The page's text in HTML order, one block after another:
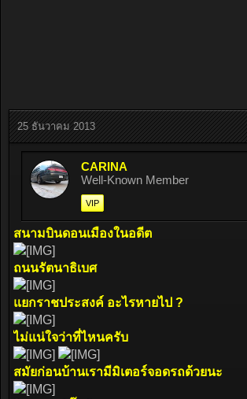
25 ธันวาคม 2013
CARINA
Well-Known Member
VIP
สนามบินดอนเมืองในอดีต
ถนนรัตนาธิเบศ
แยกราชประสงค์ อะไรหายไป ?
ไม่แน่ใจว่าที่ไหนครับ
สมัยก่อนบ้านเรามีมิเตอร์จอดรถด้วยนะ